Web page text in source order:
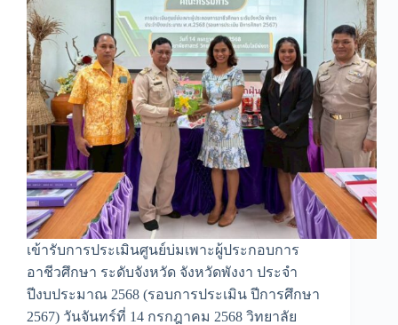
เข้ารับการประเมินศูนย์บ่มเพาะผู้ประกอบการ
อาชีวศึกษา ระดับจังหวัด จังหวัดพังงา ประจำ
ปีงบประมาณ 2568 (รอบการประเมิน ปีการศึกษา
2567) วันจันทร์ที่ 14 กรกฎาคม 2568 วิทยาลัย